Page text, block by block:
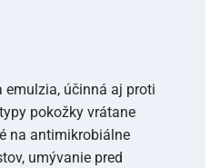
účinná aj proti
pokožky vrátane
na antimikrobiálne
umývanie pred